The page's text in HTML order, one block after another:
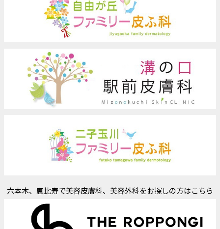
六本木、恵比寿で美容皮膚科、美容外科をお探しの方はこちら